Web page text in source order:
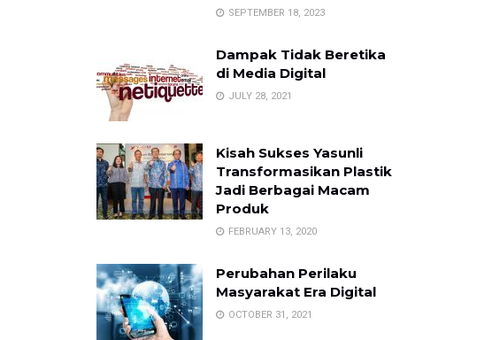
SEPTEMBER 18, 2023
Dampak Tidak Beretika
di Media Digital
JULY 28, 2021
Kisah Sukses Yasunli
Transformasikan Plastik
Jadi Berbagai Macam
Produk
FEBRUARY 13, 2020
Perubahan Perilaku
Masyarakat Era Digital
OCTOBER 31, 2021